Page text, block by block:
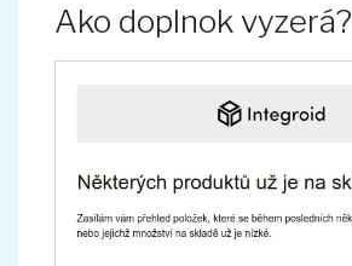
Ako doplnok vyzerá?